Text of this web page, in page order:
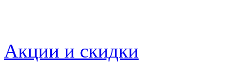
Акции и скидки